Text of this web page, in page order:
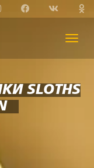
SLOTHS